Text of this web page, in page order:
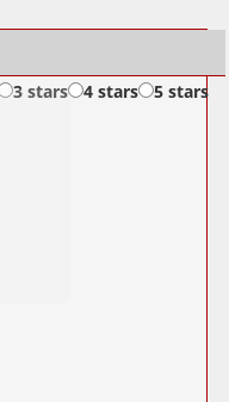
3 stars 4 stars 5 stars